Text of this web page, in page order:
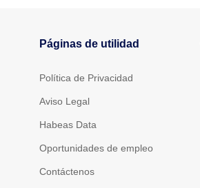
Páginas de utilidad
Política de Privacidad
Aviso Legal
Habeas Data
Oportunidades de empleo
Contáctenos